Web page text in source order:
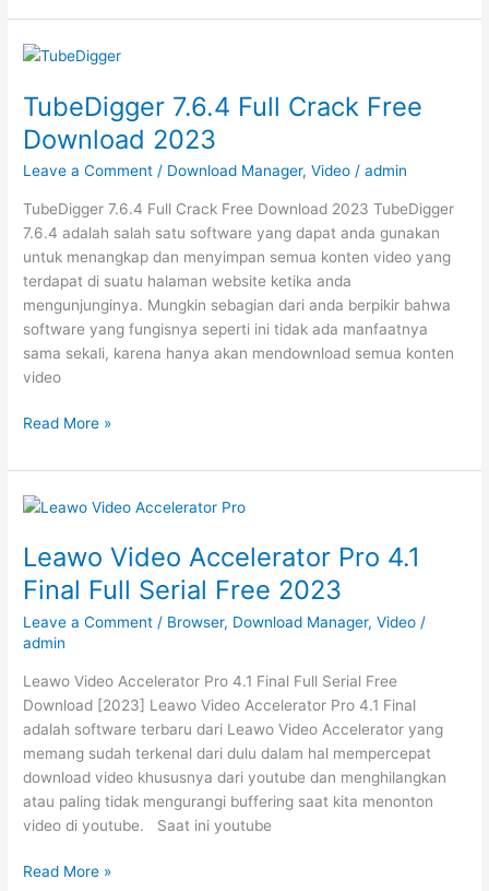
10.0.6.0
Final
Cracked
2023
TubeDigger 7.6.4 Full Crack Free
Download 2023
Leave a Comment / Download Manager,Video /admin
TubeDigger 7.6.4 Full Crack Free Download 2023 TubeDigger
7.6.4 adalah salah satu software yang dapat anda gunakan
untuk menangkap dan menyimpan semua konten video yang
terdapat di suatu halaman website ketika anda
mengunjunginya. Mungkin sebagian dari anda berpikir bahwa
software yang fungisnya seperti ini tidak ada manfaatnya
sama sekali, karena hanya akan mendownload semua konten
video
TubeDigger
Full
Crack
Free
Download
2023
Read More »
Leawo Video Accelerator Pro 4.1
Final Full Serial Free 2023
Leave a Comment / Browser, Download Manager,Video /
admin
Leawo Video Accelerator Pro 4.1 Final Full Serial Free
Download [2023] Leawo Video Accelerator Pro 4.1 Final
adalah software terbaru dari Leawo Video Accelerator yang
memang sudah terkenal dari dulu dalam hal mempercepat
download video khususnya dari youtube dan menghilangkan
atau paling tidak mengurangi buffering saat kita menonton
video di youtube. Saat ini youtube
Leawo
Read More »